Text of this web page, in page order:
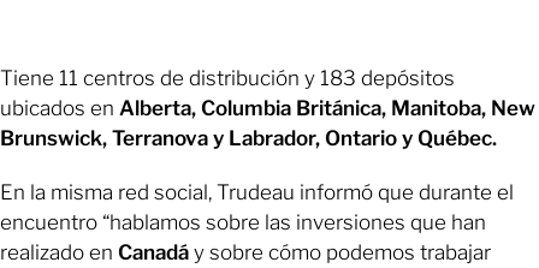
Tiene 11 centros de distribución y 183 depósitos
ubicados en Alberta, Columbia Británica, Manitoba, New
Brunswick, Terranova y Labrador, Ontario y Québec.
En la misma red social, Trudeau informó que durante el
encuentro “hablamos sobre las inversiones que han
realizado en Canadá y sobre cómo podemos trabajar